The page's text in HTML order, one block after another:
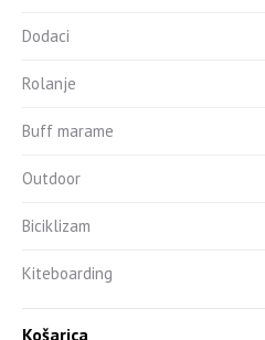
Dodaci
Rolanje
Buff marame
Outdoor
Biciklizam
Kiteboarding
Košarica